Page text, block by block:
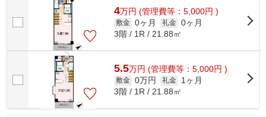
4万円 (管理費等：5,000円 )
敷金 0ヶ月 礼金 0ヶ月
3階 / 1R / 21.88㎡
5.5万円 (管理費等：5,000円 )
敷金 0万円 礼金
1ヶ月
3階 / 1R / 21.88㎡